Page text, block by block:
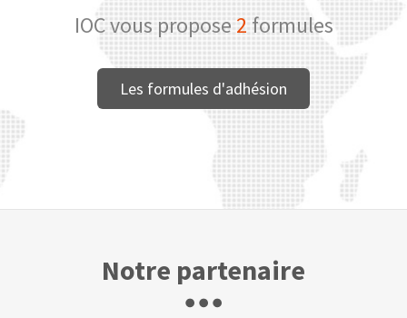
IOC vous propose 2 formules
Les formules d'adhésion
Notre partenaire